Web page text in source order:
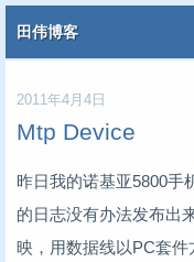
田伟博客
2011年4月4日
Mtp Device
昨日我的诺基亚5800手
的日志没有办法发布出
映，用数据线以PC套